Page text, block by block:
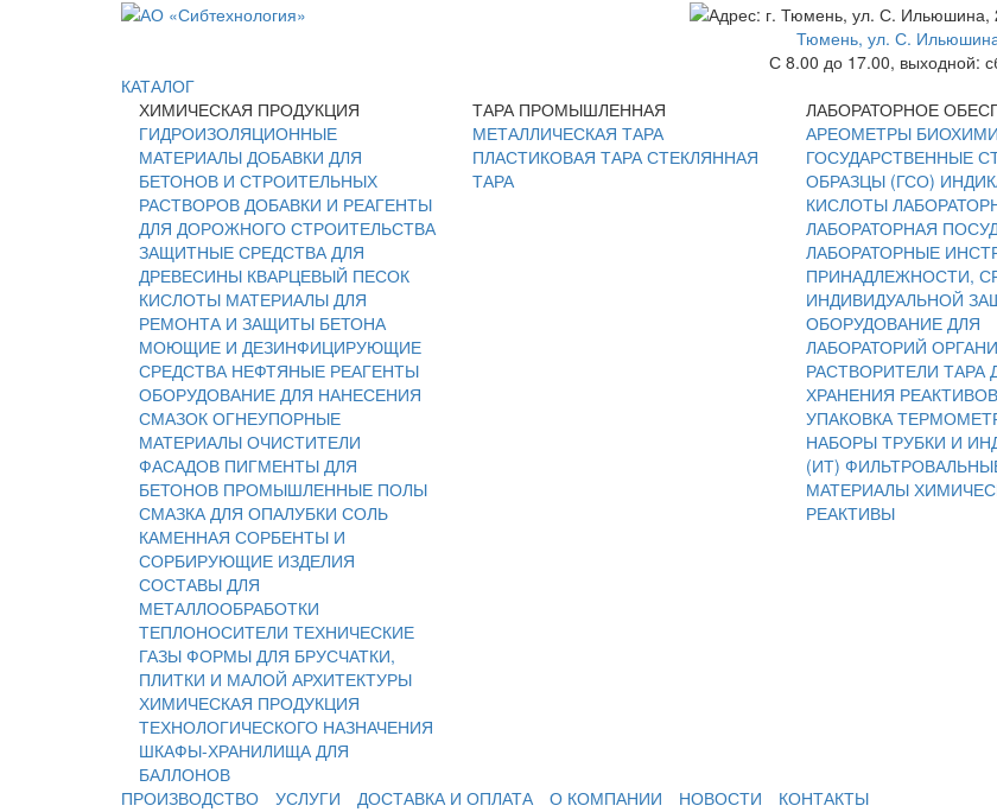
Тюмень, ул. С.
С 8.00 до 17.00, выходной:
КАТАЛОГ
ХИМИЧЕСКАЯ ПРОДУКЦИЯ
ГИДРОИЗОЛЯЦИОННЫЕ
МАТЕРИАЛЫ ДОБАВКИ ДЛЯ
БЕТОНОВ И СТРОИТЕЛЬНЫХ
РАСТВОРОВ ДОБАВКИ И РЕАГЕНТЫ
ДЛЯ ДОРОЖНОГО СТРОИТЕЛЬСТВА
ЗАЩИТНЫЕ СРЕДСТВА ДЛЯ
ДРЕВЕСИНЫ КВАРЦЕВЫЙ ПЕСОК
КИСЛОТЫ МАТЕРИАЛЫ ДЛЯ
РЕМОНТА И ЗАЩИТЫ БЕТОНА
МОЮЩИЕ И ДЕЗИНФИЦИРУЮЩИЕ
СРЕДСТВА НЕФТЯНЫЕ РЕАГЕНТЫ
ОБОРУДОВАНИЕ ДЛЯ НАНЕСЕНИЯ
СМАЗОК ОГНЕУПОРНЫЕ
МАТЕРИАЛЫ ОЧИСТИТЕЛИ
ФАСАДОВ ПИГМЕНТЫ ДЛЯ
БЕТОНОВ ПРОМЫШЛЕННЫЕ ПОЛЫ
СМАЗКА ДЛЯ ОПАЛУБКИ СОЛЬ
КАМЕННАЯ СОРБЕНТЫ И
СОРБИРУЮЩИЕ ИЗДЕЛИЯ
СОСТАВЫ ДЛЯ
МЕТАЛЛООБРАБОТКИ
ТЕПЛОНОСИТЕЛИ ТЕХНИЧЕСКИЕ
ГАЗЫ ФОРМЫ ДЛЯ БРУСЧАТКИ,
ПЛИТКИ И МАЛОЙ АРХИТЕКТУРЫ
ХИМИЧЕСКАЯ ПРОДУКЦИЯ
ТЕХНОЛОГИЧЕСКОГО НАЗНАЧЕНИЯ
ШКАФЫ-ХРАНИЛИЩА ДЛЯ
БАЛЛОНОВ
ТАРА ПРОМЫШЛЕННАЯ
МЕТАЛЛИЧЕСКАЯ ТАРА
ПЛАСТИКОВАЯ ТАРА СТЕКЛЯННАЯ
ТАРА
ЛАБОРАТОРНОЕ
АРЕОМЕТРЫ
ГОСУДАРСТВЕННЫЕ
ОБРАЗЦЫ (ГСО)
КИСЛОТЫ
ЛАБОРАТОРНАЯ
ЛАБОРАТОРНЫЕ
ПРИНАДЛЕЖНОСТИ,
ИНДИВИДУАЛЬНОЙ
ОБОРУДОВАНИЕ ДЛЯ
ЛАБОРАТОРИЙ
РАСТВОРИТЕЛИ ТАРА
ХРАНЕНИЯ
УПАКОВКА
НАБОРЫ ТРУБКИ И
(ИТ)
МАТЕРИАЛЫ
РЕАКТИВЫ
ПРОИЗВОДСТВО УСЛУГИ ДОСТАВКА И ОПЛАТА О КОМПАНИИ НОВОСТИ КОНТАКТЫ